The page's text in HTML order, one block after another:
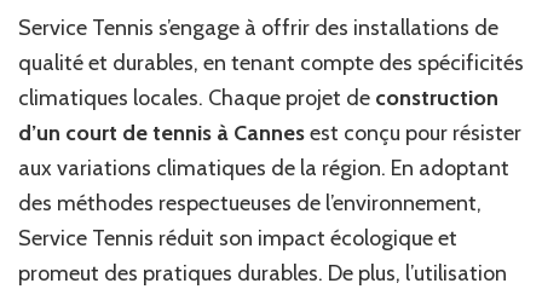
Service Tennis s’engage à offrir des installations de
qualité et durables, en tenant compte des spécificités
climatiques locales. Chaque projet de construction
d’un court de tennis à Cannesest conçu pour résister
aux variations climatiques de la région. En adoptant
des méthodes respectueuses de l’environnement,
Service Tennis réduit son impact écologique et
promeut des pratiques durables. De plus, l’utilisation